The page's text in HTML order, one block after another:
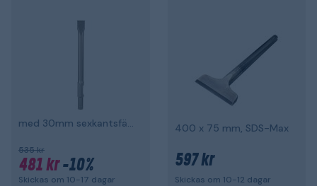
med 30mm sexkantsfäste
535 kr
481 kr-10%
Skickas om 10-17 dagar
400 x 75 mm, SDS-Max
597 kr
Skickas om 10-12 dagar